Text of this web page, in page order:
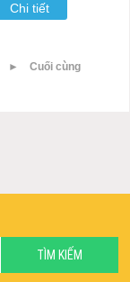
Chi tiết
► Cuối cùng